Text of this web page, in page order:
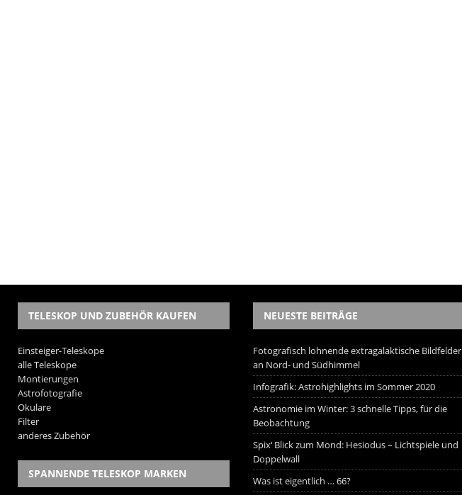
TELESKOP UND ZUBEHÖR KAUFEN
Einsteiger-Teleskope
alle Teleskope
Montierungen
Astrofotografie
Okulare
Filter
anderes Zubehör
SPANNENDE TELESKOP MARKEN
NEUESTE BEITRÄGE
Fotografisch lohnende extragalaktische Bildfelder
an Nord- und Südhimmel
Infografik: Astrohighlights im Sommer 2020
Astronomie im Winter: 3 schnelle Tipps, für die
Beobachtung
Spix‘ Blick zum Mond: Hesiodus – Lichtspiele und
Doppelwall
Was ist eigentlich … 66?